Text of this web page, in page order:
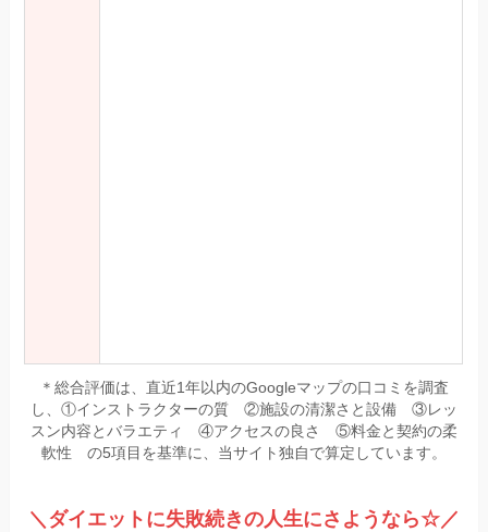
＊総合評価は、直近1年以内のGoogleマップの口コミを調査
し、①インストラクターの質 ②施設の清潔さと設備 ③レッ
スン内容とバラエティ ④アクセスの良さ ⑤料金と契約の柔
軟性 の5項目を基準に、当サイト独自で算定しています。
＼ダイエットに失敗続きの人生にさようなら☆／